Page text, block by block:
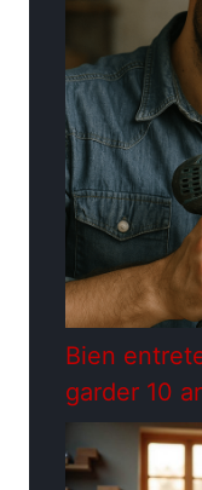
Bien
garder 10